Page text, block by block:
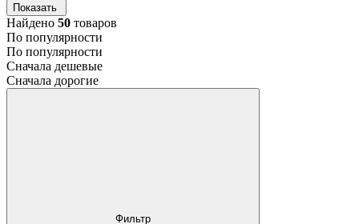
Показать
Найдено 50 товаров
По популярности
По популярности
Сначала дешевые
Сначала дорогие
Фильтр